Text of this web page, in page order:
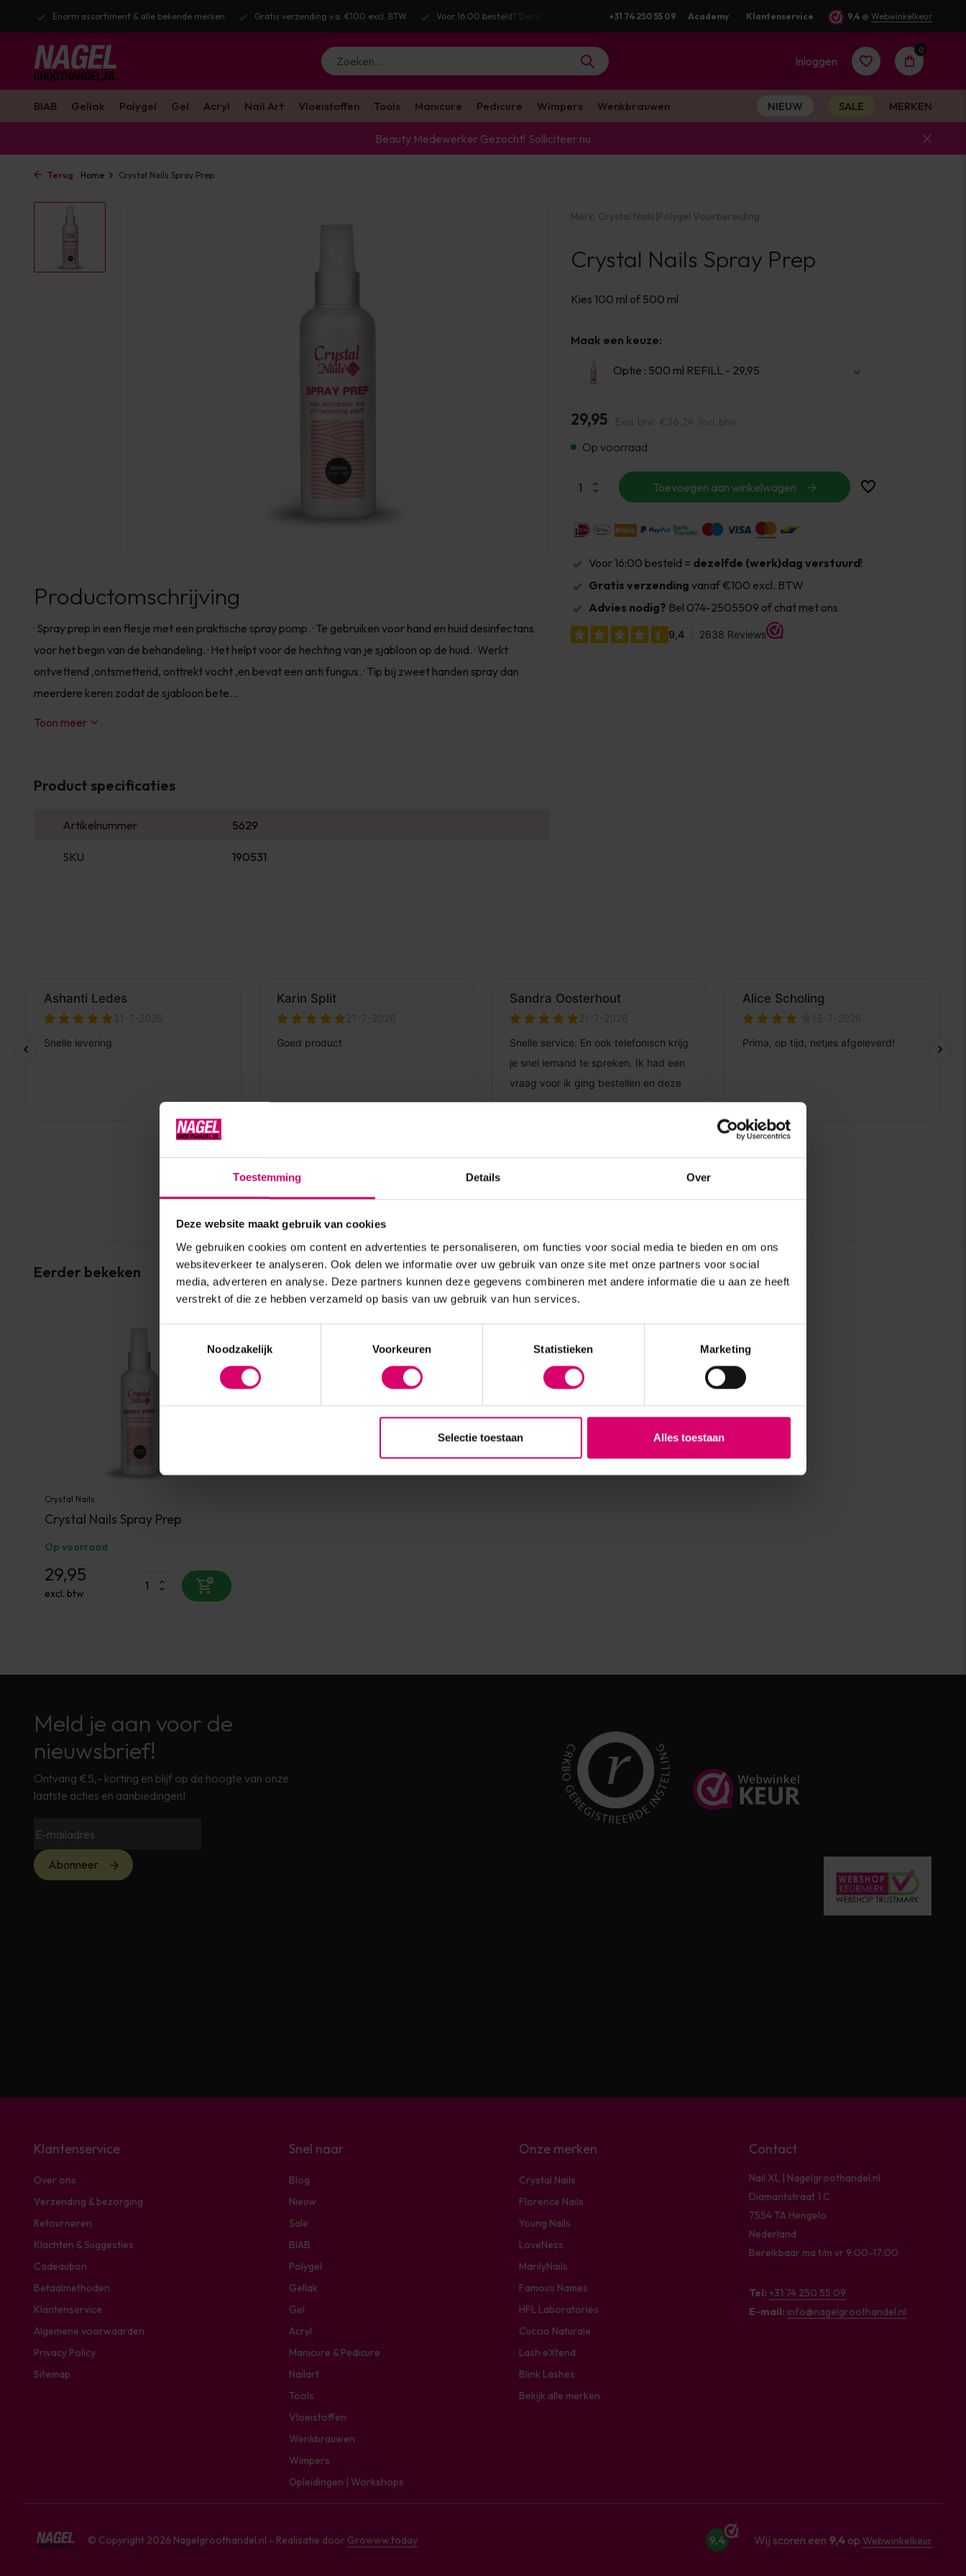
Toestemming Details Over
Deze website maakt gebruik van cookies
We gebruiken cookies om content en advertenties te personaliseren, om functies voor social media te bieden en om ons
websiteverkeer te analyseren. Ook delen we informatie over uw gebruik van onze site met onze partners voor social
media, adverteren en analyse. Deze partners kunnen deze gegevens combineren met andere informatie die u aan ze heeft
verstrekt of die ze hebben verzameld op basis van uw gebruik van hun services.
Noodzakelijk
Voorkeuren Statistieken Marketing
Selectie toestaan Alles toestaan
Enorm assortiment & alle bekende merken Gratis verzending v.a. €100 excl. BTW Voor 16:00 besteld? Dezelfde werkdag verstuurd+31 74 250 55 09 Academy Klantenservice 9,4 @ Webwinkelkeur
Inloggen
aanmaken
0
BIAB Gellak Polygel Gel Acryl Nail Art Vloeistoffen Tools Manicure Pedicure Wimpers Wenkbrauwen NIEUW SALE MERKEN
Beauty Medewerker Gezocht! Solliciteer nu
Terug Home Crystal Nails Spray Prep
Productomschrijving
· Spray prep in een flesje met een praktische spray pomp. · Te gebruiken voor hand en huid desinfectans
voor het begin van de behandeling. · Het helpt voor de hechting van je sjabloon op de huid. · Werkt
ontvettend ,ontsmettend, onttrekt vocht ,en bevat een anti fungus. · Tip bij zweet handen spray dan
meerdere keren zodat de sjabloon bete...
Toon meer
Product specificaties
Artikelnummer 5629
SKU 190531
Merk: Crystal Nails|Polygel Voorbereiding
Crystal Nails Spray Prep
Kies 100 ml of 500 ml
Maak een keuze:
Optie : 500 ml REFILL - 29,95
29,95 Excl. btw €36,24 Incl. btw
Op voorraad
Toevoegen aan winkelwagen
Voor 16:00 besteld = dezelfde (werk)dag verstuurd!
Gratis verzending vanaf €100 excl. BTW
Advies nodig? Bel 074-2505509 of chat met ons
Eerder bekeken
Crystal Nails
Crystal Nails Spray Prep
Op voorraad
29,95
excl. btw
Meld je aan voor de
nieuwsbrief!
Ontvang €5,- korting en blijf op de hoogte van onze
laatste acties en aanbiedingen!
Abonneer
Klantenservice
Over ons
Verzending & bezorging
Retourneren
Klachten & Suggesties
Cadeaubon
Betaalmethoden
Klantenservice
Algemene voorwaarden
Privacy Policy
Sitemap
Snel naar
Blog
Nieuw
Sale
BIAB
Polygel
Gellak
Gel
Acryl
Manicure & Pedicure
Nailart
Tools
Vloeistoffen
Wenkbrauwen
Wimpers
Opleidingen | Workshops
Onze merken
Crystal Nails
Florence Nails
Young Nails
LoveNess
MarilyNails
Famous Names
HFL Laboratories
Cuccio Naturale
Lash eXtend
Blink Lashes
Bekijk alle merken
Contact
Nail XL | Nagelgroothandel.nl
Diamantstraat 1 C
7554 TA Hengelo
Nederland
Bereikbaar ma t/m vr 9:00-17:00
Tel: +31 74 250 55 09
E-mail: info@nagelgroothandel.nl
© Copyright 2026 Nagelgroothandel.nl - Realisatie door Growww.today 9,4 Wij scoren een 9,4op Webwinkelkeur